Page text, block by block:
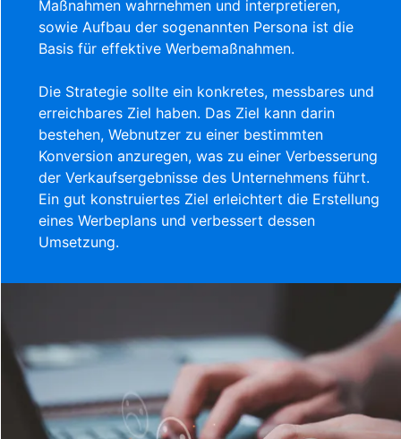
Maßnahmen wahrnehmen und interpretieren,
sowie Aufbau der sogenannten Persona ist die
Basis für effektive Werbemaßnahmen.
Die Strategie sollte ein konkretes, messbares und
erreichbares Ziel haben. Das Ziel kann darin
bestehen, Webnutzer zu einer bestimmten
Konversion anzuregen, was zu einer Verbesserung
der Verkaufsergebnisse des Unternehmens führt.
Ein gut konstruiertes Ziel erleichtert die Erstellung
eines Werbeplans und verbessert dessen
Umsetzung.